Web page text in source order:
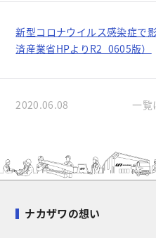
新型コロナウイルス感染症で
済産業省HPよりR2_0605版）
2020.06.08 一覧
ナカザワの想い